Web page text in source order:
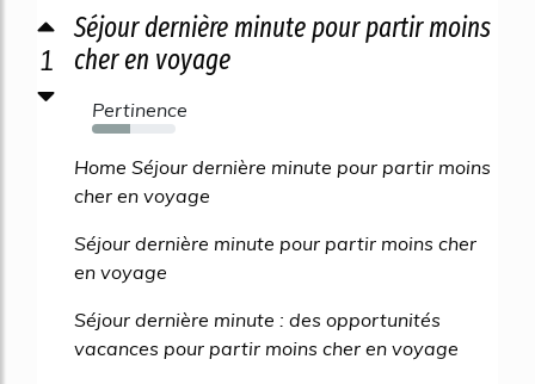
1
Séjour dernière minute pour partir moins
cher en voyage
Pertinence
46%
Home Séjour dernière minute pour partir moins
cher en voyage
Séjour dernière minute pour partir moins cher
en voyage
Séjour dernière minute : des opportunités
vacances pour partir moins cher en voyage